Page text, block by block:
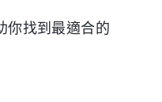
你找到最適合的